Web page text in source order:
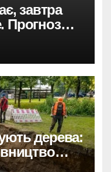
завтра
Прогноз
дерева: